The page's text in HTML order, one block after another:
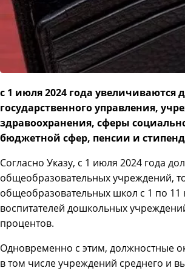
с 1 июля 2024 года
государственного управления,
здравоохранения, сферы
бюджетной сфер, пенсии и
Согласно Указу, с 1 июля 2024 года
общеобразовательных учреждений,
общеобразовательных школ с 1 по 11
воспитателей дошкольных
процентов.
Одновременно с этим, должностные
в том числе учреждений среднего и